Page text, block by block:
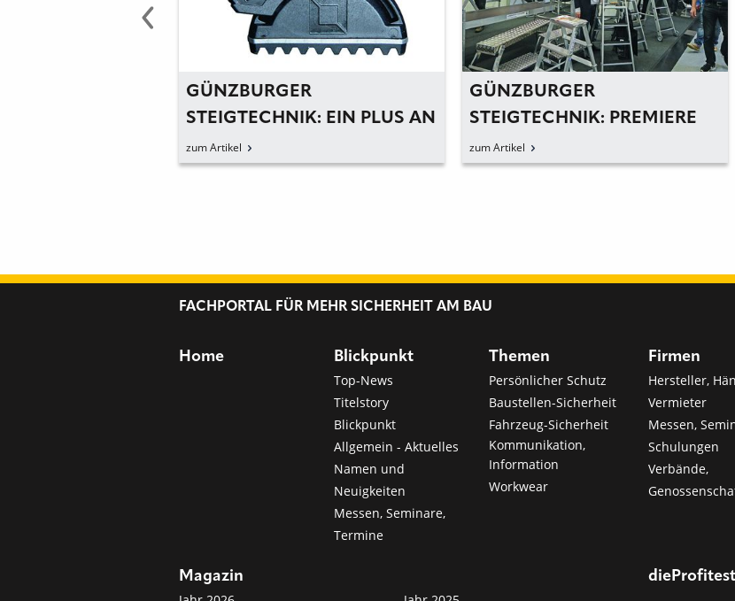
GÜNZBURGER
STEIGTECHNIK: EIN PLUS AN
SICHERHEIT UND
FLEXIBILITÄT
zum Artikel
GÜNZBURGER
STEIGTECHNIK: PREMIERE
GEGLÜCKT – INTERESSE
GEWECKT
zum Artikel
FACHPORTAL FÜR MEHR SICHERHEIT AM BAU
Home Blickpunkt
Top-News
Titelstory
Blickpunkt
Allgemein - Aktuelles
Namen und
Neuigkeiten
Messen, Seminare,
Termine
Themen
Persönlicher Schutz
Baustellen-Sicherheit
Fahrzeug-Sicherheit
Kommunikation,
Information
Workwear
Firmen
Hersteller,
Vermieter
Messen,
Schulungen
Verbände,
Magazin